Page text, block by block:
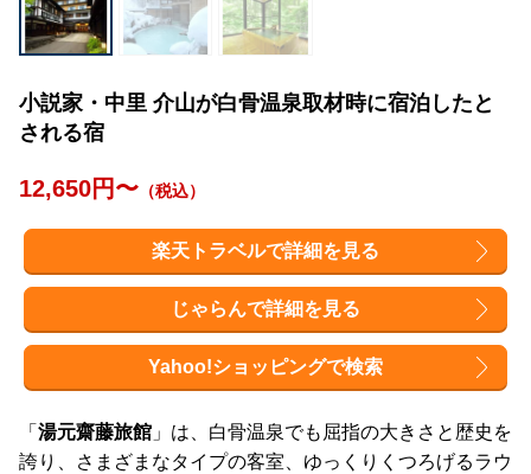
小説家・中里 介山が白骨温泉取材時に宿泊したと
される宿
12,650円〜 （税込）
楽天トラベルで詳細を見る
じゃらんで詳細を見る
Yahoo!ショッピングで検索
「 湯元齋藤旅館 」は、白骨温泉でも屈指の大きさと歴史を
誇り、さまざまなタイプの客室、ゆっくりくつろげるラウ